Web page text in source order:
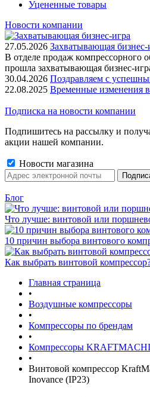
Уцененные товары
Новости компании
27.05.2026 Захватывающая бизнес-
В отделе продаж компрессорного
прошла захватывающая бизнес-
30.04.2026 Поздравляем с
22.08.2025 Временные изменения
Подписка на новости компании
Подпишитесь на рассылку и
акции нашей компании.
Новости магазина
Блог
Что лучше: винтовой или
10 причин выбора винтового
Как выбрать винтовой
Главная страница
•
Воздушные компрессоры
•
Компрессоры по брендам
•
Компрессоры
•
Винтовой компрессор
Inovanсe (IP23)